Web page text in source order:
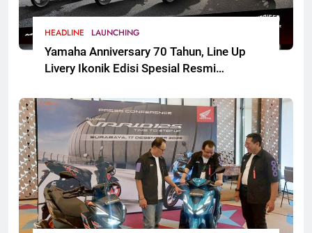
HEADLINE LAUNCHING
Yamaha Anniversary 70 Tahun, Line Up
Livery Ikonik Edisi Spesial Resmi